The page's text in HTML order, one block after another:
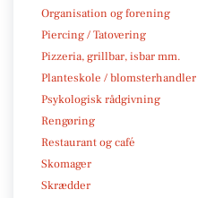
Organisation og forening
Piercing / Tatovering
Pizzeria, grillbar, isbar mm.
Planteskole / blomsterhandler
Psykologisk rådgivning
Rengøring
Restaurant og café
Skomager
Skrædder